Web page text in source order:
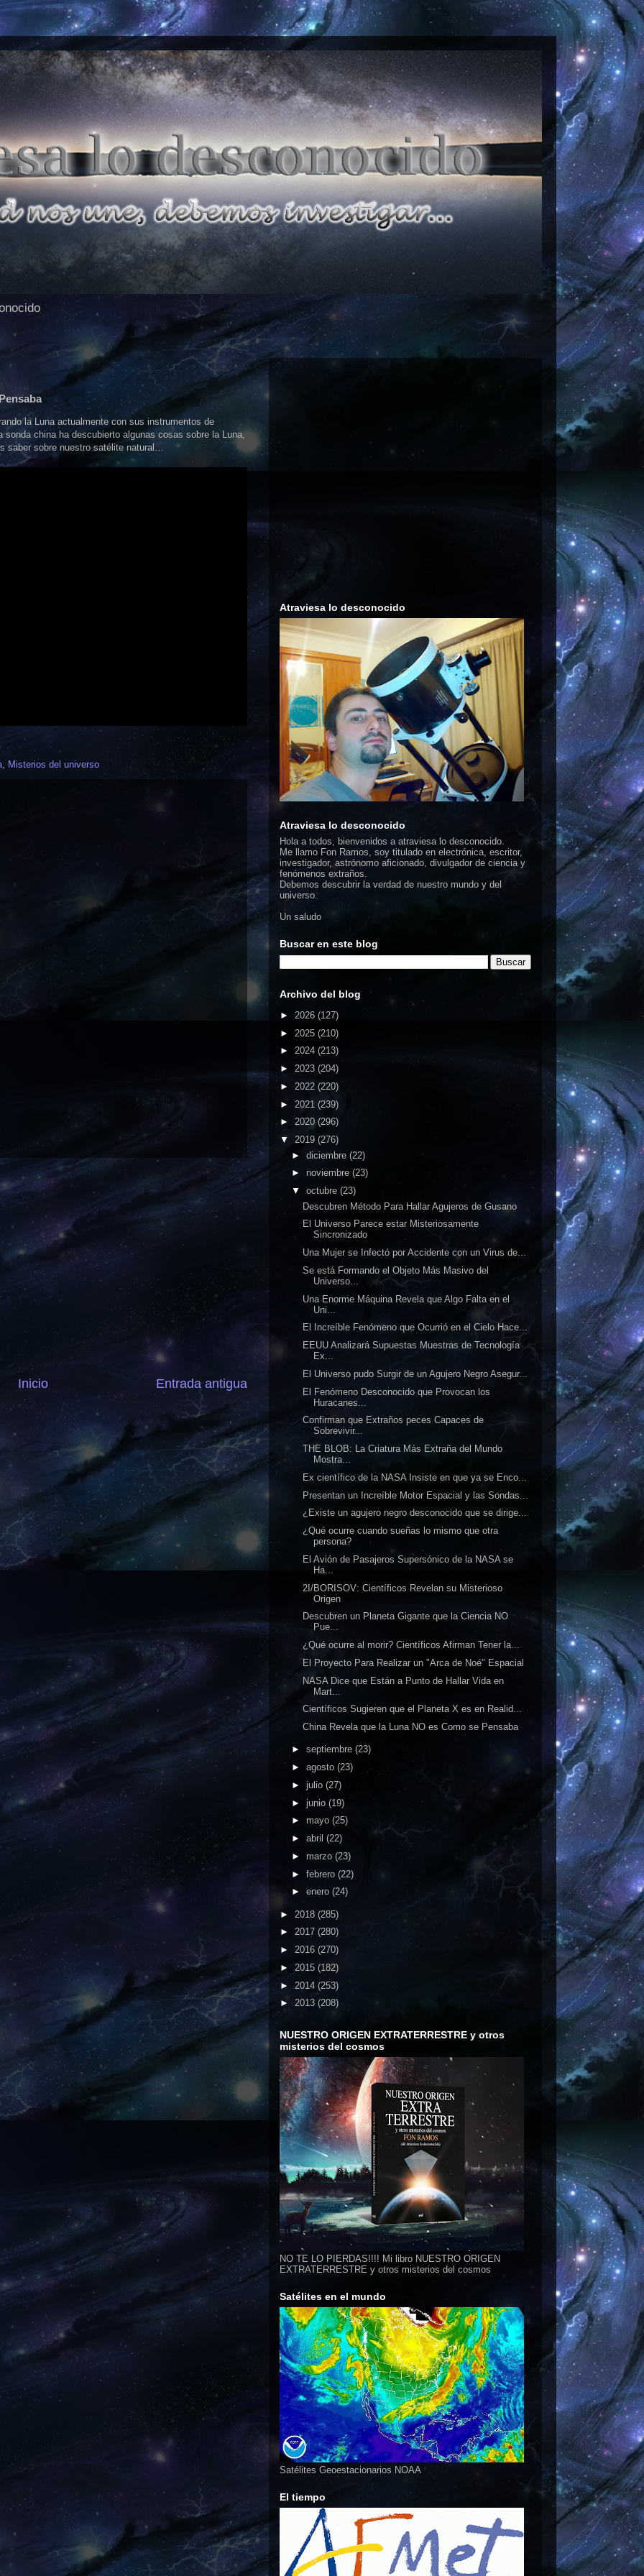
la Luna actualmente con sus instrumentos de
china ha descubierto algunas cosas sobre la Luna,
saber sobre nuestro satélite natural…
, Misterios del universo
Entrada antigua
Inicio
Atraviesa lo desconocido
Atraviesa lo desconocido
Hola a todos, bienvenidos a atraviesa lo desconocido.
Me llamo Fon Ramos, soy titulado en electrónica, escritor,
investigador, astrónomo aficionado, divulgador de ciencia y
fenómenos extraños.
Debemos descubrir la verdad de nuestro mundo y del
universo.
Un saludo
Buscar en este blog
Archivo del blog
► 2026 (127)
► 2025 (210)
► 2024 (213)
► 2023 (204)
► 2022 (220)
► 2021 (239)
► 2020 (296)
▼ 2019 (276)
► diciembre (22)
► noviembre (23)
▼ octubre (23)
Descubren Método Para Hallar Agujeros de Gusano
El Universo Parece estar Misteriosamente
Sincronizado
Una Mujer se Infectó por Accidente con un Virus de...
Se está Formando el Objeto Más Masivo del
Universo...
Una Enorme Máquina Revela que Algo Falta en el
Uni...
El Increíble Fenómeno que Ocurrió en el Cielo Hace...
EEUU Analizará Supuestas Muestras de Tecnología
Ex...
El Universo pudo Surgir de un Agujero Negro Asegur...
El Fenómeno Desconocido que Provocan los
Huracanes...
Confirman que Extraños peces Capaces de
Sobrevivir...
THE BLOB: La Criatura Más Extraña del Mundo
Mostra...
Ex científico de la NASA Insiste en que ya se Enco...
Presentan un Increíble Motor Espacial y las Sondas...
¿Existe un agujero negro desconocido que se dirige...
¿Qué ocurre cuando sueñas lo mismo que otra
persona?
El Avión de Pasajeros Supersónico de la NASA se
Ha...
2I/BORISOV: Científicos Revelan su Misterioso
Origen
Descubren un Planeta Gigante que la Ciencia NO
Pue...
¿Qué ocurre al morir? Científicos Afirman Tener la...
El Proyecto Para Realizar un "Arca de Noé" Espacial
NASA Dice que Están a Punto de Hallar Vida en
Mart...
Científicos Sugieren que el Planeta X es en Realid...
China Revela que la Luna NO es Como se Pensaba
► septiembre (23)
► agosto (23)
► julio (27)
► junio (19)
► mayo (25)
► abril (22)
► marzo (23)
► febrero (22)
► enero (24)
► 2018 (285)
► 2017 (280)
► 2016 (270)
► 2015 (182)
► 2014 (253)
► 2013 (208)
NUESTRO ORIGEN EXTRATERRESTRE y otros
misterios del cosmos
NO TE LO PIERDAS!!!! Mi libro NUESTRO ORIGEN
EXTRATERRESTRE y otros misterios del cosmos
Satélites en el mundo
Satélites Geoestacionarios NOAA
El tiempo